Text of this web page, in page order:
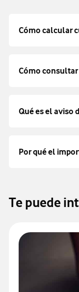
Cómo calcular
Cómo
Qué es el aviso
Por qué el
Te puede